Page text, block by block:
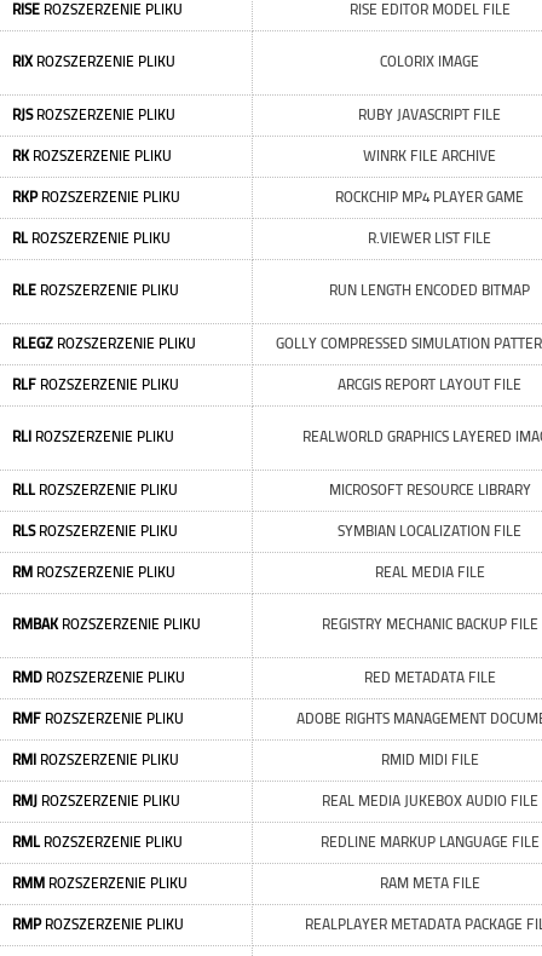
RISE ROZSZERZENIE PLIKU RISE EDITOR MODEL FILE
RIXROZSZERZENIE PLIKU COLORIX IMAGE
RJSROZSZERZENIE PLIKU RUBY JAVASCRIPT FILE
RKROZSZERZENIE PLIKU WINRK FILE ARCHIVE
RKPROZSZERZENIE PLIKU ROCKCHIP MP4 PLAYER GAME
RLROZSZERZENIE PLIKU R.VIEWER LIST FILE
RLE ROZSZERZENIE PLIKU RUN LENGTH ENCODED BITMAP
RLEGZ ROZSZERZENIE PLIKU GOLLY COMPRESSED SIMULATION
RLF ROZSZERZENIE PLIKU ARCGIS REPORT LAYOUT FILE
RLI ROZSZERZENIE PLIKU REALWORLD GRAPHICS LAYERED
RLLROZSZERZENIE PLIKU MICROSOFT RESOURCE LIBRARY
RLSROZSZERZENIE PLIKU SYMBIAN LOCALIZATION FILE
RM ROZSZERZENIE PLIKU REAL MEDIA FILE
RMBAKROZSZERZENIE PLIKU REGISTRY MECHANIC BACKUP FILE
RMD ROZSZERZENIE PLIKU RED METADATA FILE
RMF ROZSZERZENIE PLIKU ADOBE RIGHTS MANAGEMENT
RMI ROZSZERZENIE PLIKU RMID MIDI FILE
RMJ ROZSZERZENIE PLIKU REAL MEDIA JUKEBOX AUDIO FILE
RMLROZSZERZENIE PLIKU REDLINE MARKUP LANGUAGE FILE
RMM ROZSZERZENIE PLIKU RAM META FILE
RMPROZSZERZENIE PLIKU REALPLAYER METADATA PACKAGE